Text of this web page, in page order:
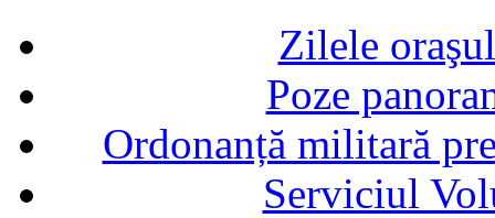
Zilele
Poze
Ordonanță militară
Serviciul